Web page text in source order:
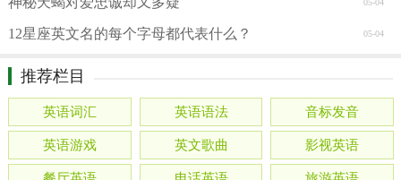
05-04
05-04
12星座英文名的每个字母都代表什么？
推荐栏目
英语词汇 英语语法 音标发音
英语游戏 英文歌曲 影视英语